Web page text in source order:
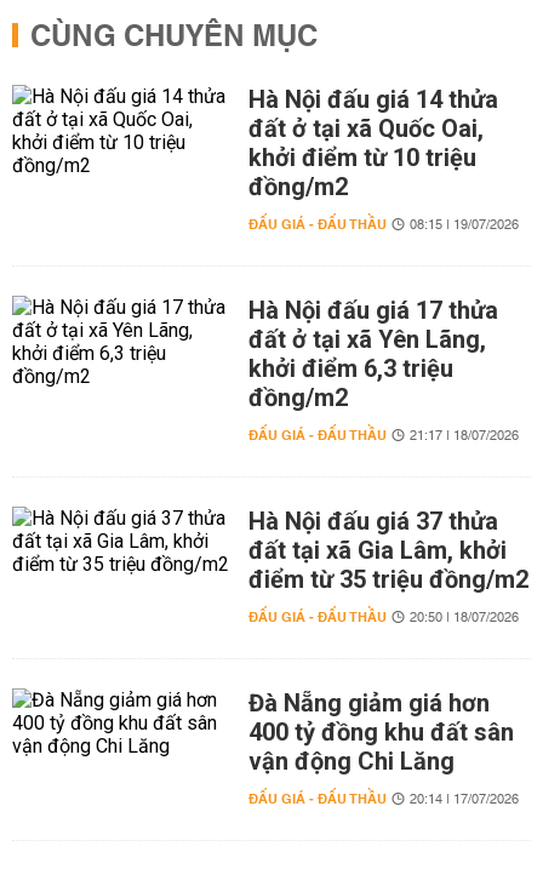
CÙNG CHUYÊN MỤC
Hà Nội đấu giá 14 thửa
đất ở tại xã Quốc Oai,
khởi điểm từ 10 triệu
đồng/m2
ĐẤU GIÁ - ĐẤU THẦU 08:15 | 19/07/2026
Hà Nội đấu giá 17 thửa
đất ở tại xã Yên Lãng,
khởi điểm 6,3 triệu
đồng/m2
ĐẤU GIÁ - ĐẤU THẦU 21:17 | 18/07/2026
Hà Nội đấu giá 37 thửa
đất tại xã Gia Lâm, khởi
điểm từ 35 triệu đồng/m2
ĐẤU GIÁ - ĐẤU THẦU 20:50 | 18/07/2026
Đà Nẵng giảm giá hơn
400 tỷ đồng khu đất sân
vận động Chi Lăng
ĐẤU GIÁ - ĐẤU THẦU 20:14 | 17/07/2026